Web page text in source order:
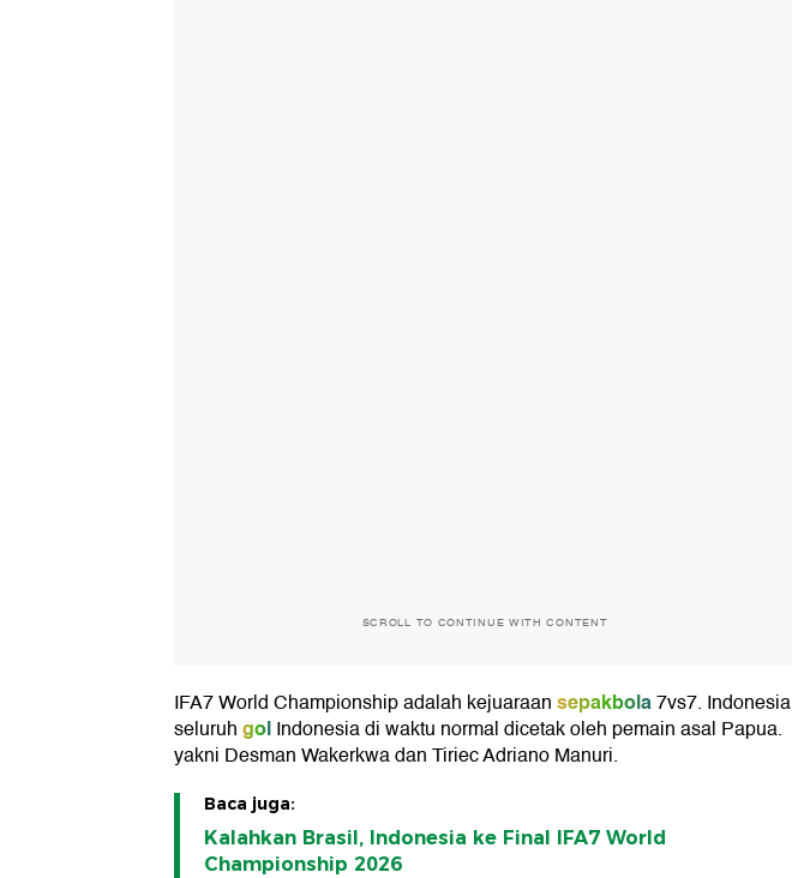
SCROLL TO CONTINUE WITH CONTENT
IFA7 World Championship adalah kejuaraansepakbola7vs7. Indonesia
seluruhgolIndonesia di waktu normal dicetak oleh pemain asal Papua.
yakni Desman Wakerkwa dan Tiriec Adriano Manuri.
Baca juga:
Kalahkan Brasil, Indonesia ke Final IFA7 World
Championship 2026